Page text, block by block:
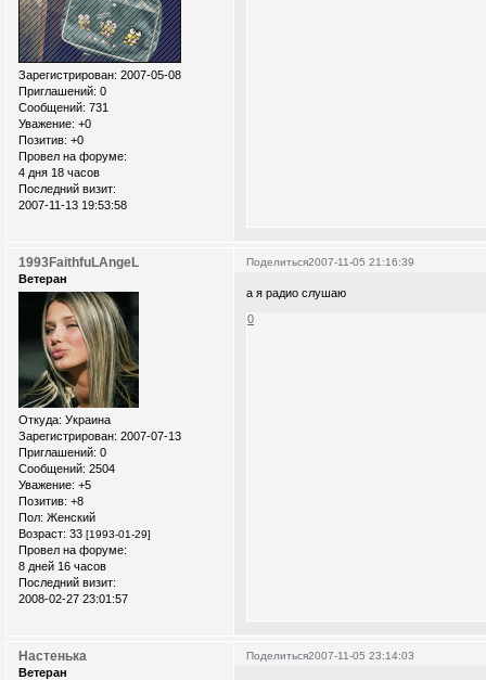
Зарегистрирован: 2007-05-08
Приглашений: 0
Сообщений: 731
Уважение: +0
Позитив: +0
Провел на форуме:
4 дня 18 часов
Последний визит:
2007-11-13 19:53:58
Поделиться2007-11-05 21:16:39
1993FaithfuLAngeL
Ветеран
Откуда: Украина
Зарегистрирован: 2007-07-13
Приглашений: 0
Сообщений: 2504
Уважение: +5
Позитив: +8
Пол: Женский
Возраст: 33 [1993-01-29]
Провел на форуме:
8 дней 16 часов
Последний визит:
2008-02-27 23:01:57
а я радио слушаю
0
Поделиться2007-11-05 23:14:03
Настенька
Ветеран